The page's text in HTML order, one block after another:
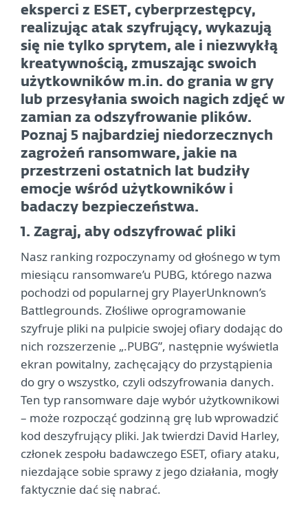
eksperci z ESET, cyberprzestępcy,
realizując atak szyfrujący, wykazują
się nie tylko sprytem, ale i niezwykłą
kreatywnością, zmuszając swoich
użytkowników m.in. do grania w gry
lub przesyłania swoich nagich zdjęć w
zamian za odszyfrowanie plików.
Poznaj 5 najbardziej niedorzecznych
zagrożeń ransomware, jakie na
przestrzeni ostatnich lat budziły
emocje wśród użytkowników i
badaczy bezpieczeństwa.
1. Zagraj, aby odszyfrować pliki
Nasz ranking rozpoczynamy od głośnego w tym
miesiącu ransomware’u PUBG, którego nazwa
pochodzi od popularnej gry PlayerUnknown’s
Battlegrounds. Złośliwe oprogramowanie
szyfruje pliki na pulpicie swojej ofiary dodając do
nich rozszerzenie „.PUBG”, następnie wyświetla
ekran powitalny, zachęcający do przystąpienia
do gry o wszystko, czyli odszyfrowania danych.
Ten typ ransomware daje wybór użytkownikowi
– może rozpocząć godzinną grę lub wprowadzić
kod deszyfrujący pliki. Jak twierdzi David Harley,
członek zespołu badawczego ESET, ofiary ataku,
niezdające sobie sprawy z jego działania, mogły
faktycznie dać się nabrać.